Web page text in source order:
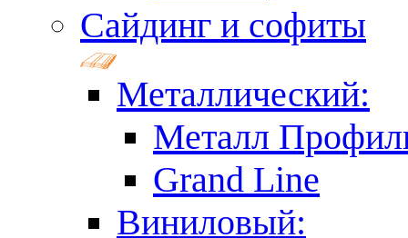
Сайдинг и софиты
Металлический:
Металл
Grand Line
Виниловый: